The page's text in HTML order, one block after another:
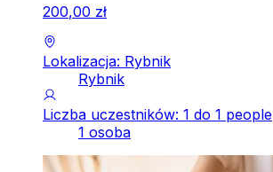
200,00 zł
Lokalizacja: Rybnik
Rybnik
Liczba uczestników: 1 do 1 people
1 osoba